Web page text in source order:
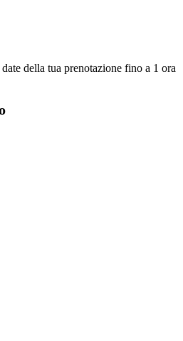
della tua prenotazione fino a 1 ora